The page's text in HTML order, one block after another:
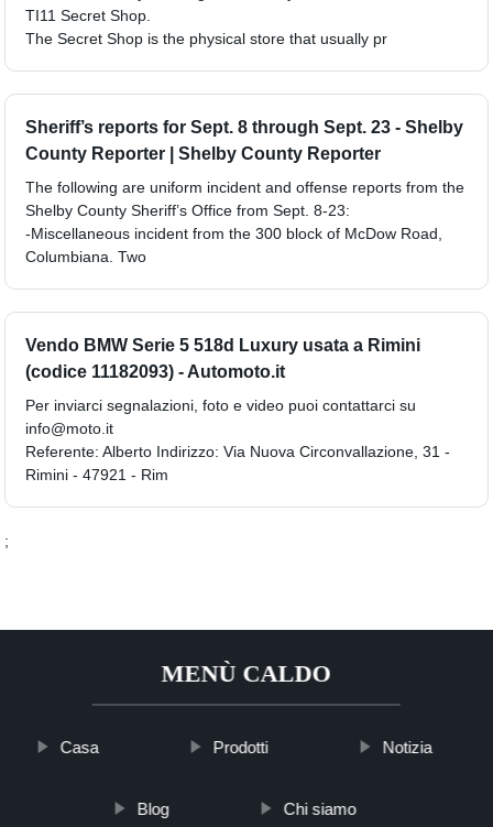
TI11 Secret Shop.
The Secret Shop is the physical store that usually pr
Sheriff’s reports for Sept. 8 through Sept. 23 - Shelby
County Reporter | Shelby County Reporter
The following are uniform incident and offense reports from the
Shelby County Sheriff’s Office from Sept. 8-23:
-Miscellaneous incident from the 300 block of McDow Road,
Columbiana. Two
Vendo BMW Serie 5 518d Luxury usata a Rimini
(codice 11182093) - Automoto.it
Per inviarci segnalazioni, foto e video puoi contattarci su
info@moto.it
Referente: Alberto Indirizzo: Via Nuova Circonvallazione, 31 -
Rimini - 47921 - Rim
;
MENÙ CALDO
Casa Prodotti Notizia
Blog Chi siamo